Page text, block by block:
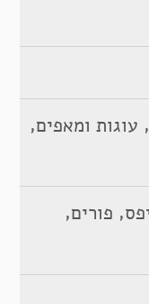
, עוגות ומאפים,
, פורים,